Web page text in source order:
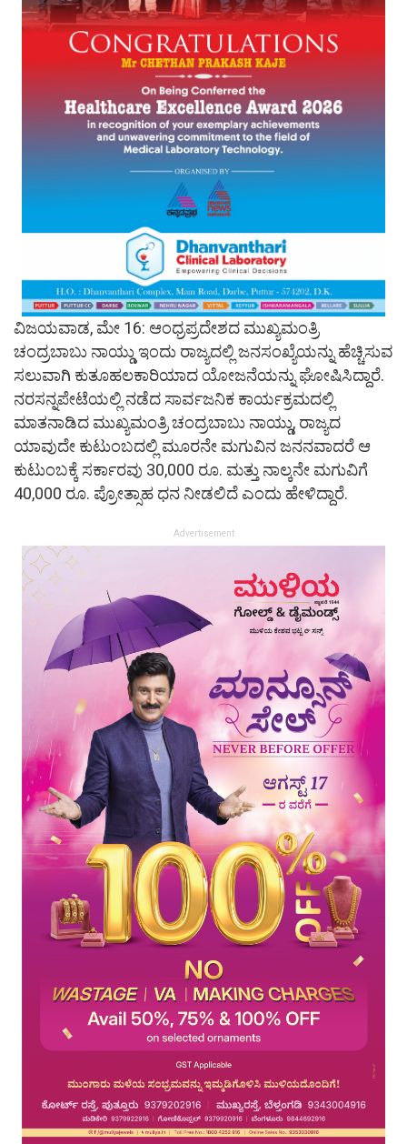
ವಿಜಯವಾಡ, ಮೇ 16: ಆಂಧ್ರಪ್ರದೇಶದ ಮುಖ್ಯಮಂತ್ರಿ
ಚಂದ್ರಬಾಬು ನಾಯ್ಡು ಇಂದು ರಾಜ್ಯದಲ್ಲಿ ಜನಸಂಖ್ಯೆಯನ್ನು ಹೆಚ್ಚಿಸುವ
ಸಲುವಾಗಿ ಕುತೂಹಲಕಾರಿಯಾದ ಯೋಜನೆಯನ್ನು ಘೋಷಿಸಿದ್ದಾರೆ.
ನರಸನ್ನಪೇಟೆಯಲ್ಲಿ ನಡೆದ ಸಾರ್ವಜನಿಕ ಕಾರ್ಯಕ್ರಮದಲ್ಲಿ
ಮಾತನಾಡಿದ ಮುಖ್ಯಮಂತ್ರಿ ಚಂದ್ರಬಾಬು ನಾಯ್ಡು, ರಾಜ್ಯದ
ಯಾವುದೇ ಕುಟುಂಬದಲ್ಲಿ ಮೂರನೇ ಮಗುವಿನ ಜನನವಾದರೆ ಆ
ಕುಟುಂಬಕ್ಕೆ ಸರ್ಕಾರವು 30,000 ರೂ. ಮತ್ತು ನಾಲ್ಕನೇ ಮಗುವಿಗೆ
40,000 ರೂ. ಪ್ರೋತ್ಸಾಹ ಧನ ನೀಡಲಿದೆ ಎಂದು ಹೇಳಿದ್ದಾರೆ.
Advertisement